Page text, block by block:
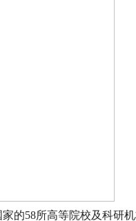
的58所高等院校及科研